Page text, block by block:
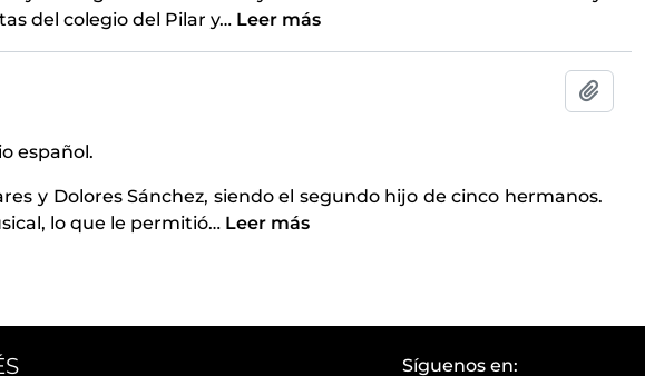
del colegio del Pilar y… Leer más
español.
y Dolores Sánchez, siendo el segundo hijo de cinco hermanos.
lo que le permitió… Leer más
Síguenos en: